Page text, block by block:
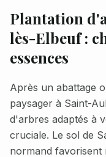
Plantation
lès-Elbeuf:
essences
Après un abattage
paysager à Saint-
d'arbres adaptés à
cruciale. Le sol de
normand favorisent